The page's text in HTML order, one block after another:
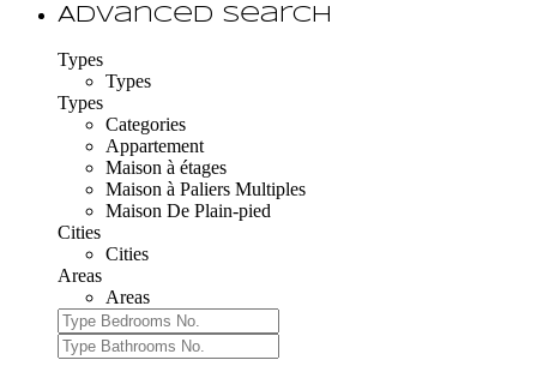
Advanced Search
Types
Types
Types
Categories
Appartement
Maison à étages
Maison à Paliers Multiples
Maison De Plain-pied
Cities
Cities
Areas
Areas